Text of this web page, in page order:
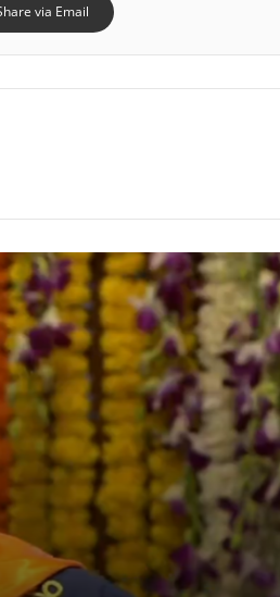
via Email
যাদবপুর রেল স্টেশনে বিরাট চমক! ৩ হাজার বর্গমিটার
জুড়ে তৈরি হচ্ছে অত্যাধুনিক ‘মিনি মার্ট’
ডিএ বৃদ্ধি থেকে ইনক্রিমেন্ট, রাজ্য সরকারি কর্মীদের জন্য
একগুচ্ছ সুসংবাদ
প্রাক্তন মুখ্যমন্ত্রীকে লেখা হাজার হাজার চিঠির জট
খুলছে! ২৪ ঘণ্টার মধ্যে উত্তর দেওয়ার কড়া নির্দেশ
স্বাস্থ্যমন্ত্রীর
নবান্নে এনএসজি ডিজি-র হাইভোল্টেজ বৈঠক! সৌজন্য